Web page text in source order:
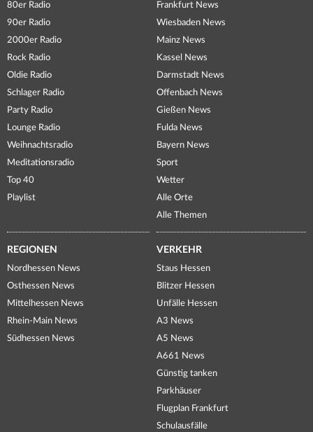
80er Radio
90er Radio
2000er Radio
Rock Radio
Oldie Radio
Schlager Radio
Party Radio
Lounge Radio
Weihnachtsradio
Meditationsradio
Top 40
Playlist
Frankfurt News
Wiesbaden News
Mainz News
Kassel News
Darmstadt News
Offenbach News
Gießen News
Fulda News
Bayern News
Sport
Wetter
Alle Orte
Alle Themen
REGIONEN
Nordhessen News
Osthessen News
Mittelhessen News
Rhein-Main News
Südhessen News
VERKEHR
Staus Hessen
Blitzer Hessen
Unfälle Hessen
A3 News
A5 News
A661 News
Günstig tanken
Parkhäuser
Flugplan Frankfurt
Schulausfälle